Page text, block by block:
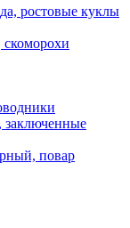
ростовые куклы
повар